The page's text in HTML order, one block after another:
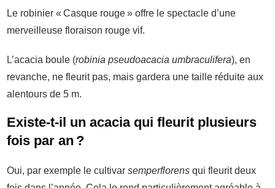
Le robinier « Casque rouge » offre le spectacle d’une
merveilleuse floraison rouge vif.
L’acacia boule (robinia pseudoacacia umbraculifera), en
revanche, ne fleurit pas, mais gardera une taille réduite aux
alentours de 5 m.
Existe-t-il un acacia qui fleurit plusieurs
fois par an ?
Oui, par exemple le cultivar semperflorens qui fleurit deux